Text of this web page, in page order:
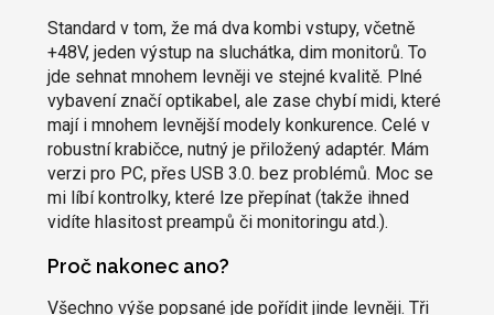
Standard v tom, že má dva kombi vstupy, včetně
+48V, jeden výstup na sluchátka, dim monitorů. To
jde sehnat mnohem levněji ve stejné kvalitě. Plné
vybavení značí optikabel, ale zase chybí midi, které
mají i mnohem levnější modely konkurence. Celé v
robustní krabičce, nutný je přiložený adaptér. Mám
verzi pro PC, přes USB 3.0. bez problémů. Moc se
mi líbí kontrolky, které lze přepínat (takže ihned
vidíte hlasitost preampů či monitoringu atd.).
Proč nakonec ano?
Všechno výše popsané jde pořídit jinde levněji. Tři